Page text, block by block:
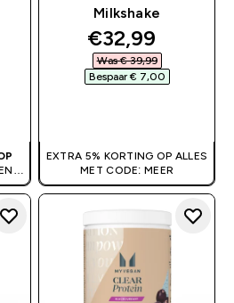
price
Milkshake
discounted
€32,99‎
Was € 39,99‎
Bespaar € 7,00‎
EXTRA 5% KORTING OP ALLES
MET CODE: MEER